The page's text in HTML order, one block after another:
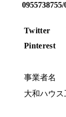
Twitter
Pinterest
事業者名
大和ハウ